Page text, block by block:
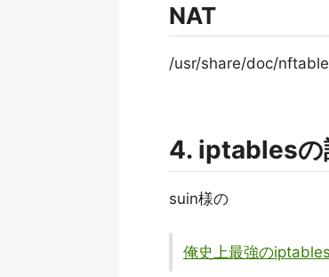
NAT
/usr/share/doc/
4. iptablesの
suin様の
俺史上最強の